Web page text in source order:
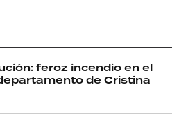
feroz incendio en el
de Cristina